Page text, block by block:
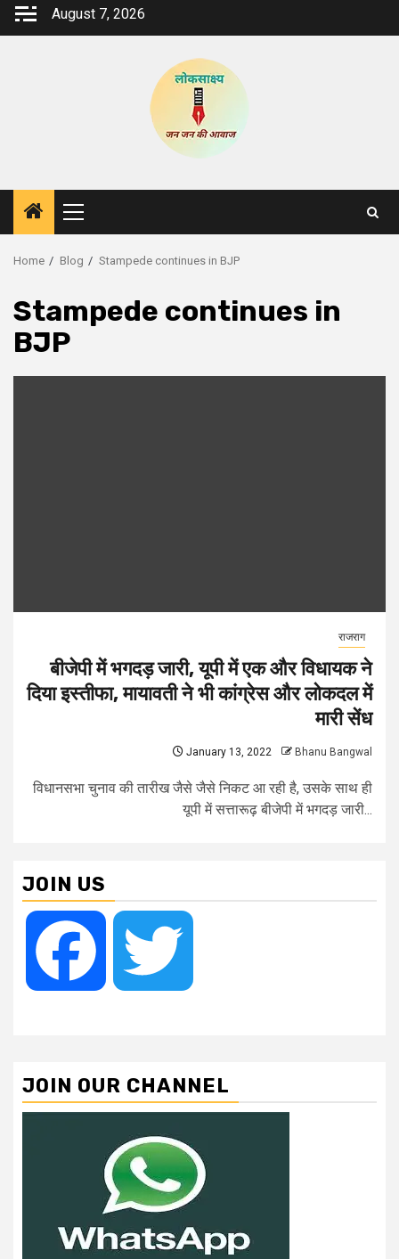
Skip
August 7, 2026
Primary
Menu
Home Blog Stampede continues in BJP
Stampede continues in
BJP
राजराग
बीजेपी में भगदड़ जारी, यूपी में एक और विधायक ने
दिया इस्तीफा, मायावती ने भी कांग्रेस और लोकदल में
मारी सेंध
January 13, 2022 Bhanu Bangwal
विधानसभा चुनाव की तारीख जैसे जैसे निकट आ रही है, उसके साथ ही
यूपी में सत्तारूढ़ बीजेपी में भगदड़ जारी...
JOIN US
Facebook
JOIN OUR CHANNEL